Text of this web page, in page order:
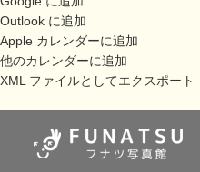
Outlook に追加
Apple カレンダーに追加
他のカレンダーに追加
XML ファイルとしてエクスポート